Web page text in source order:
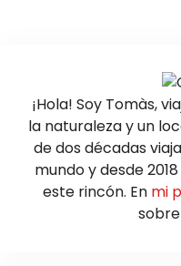
¡Hola! Soy Tomàs,
la naturaleza y un
de dos décadas
mundo y desde
este rincón. En mi